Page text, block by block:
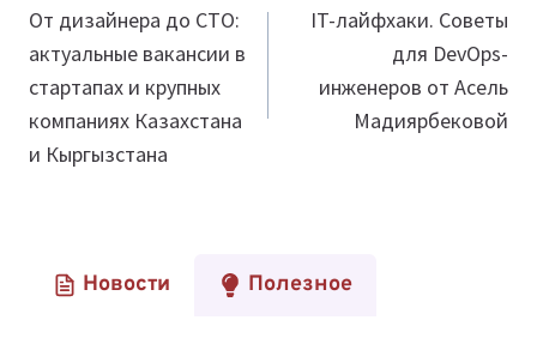
по
записям
От дизайнера до СТО:
актуальные вакансии в
стартапах и крупных
компаниях Казахстана
и Кыргызстана
IT-лайфхаки. Советы
для DevOps-
инженеров от Асель
Мадиярбековой
Новости Полезное